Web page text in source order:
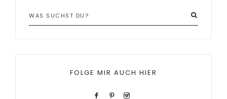
FOLGE MIR AUCH HIER